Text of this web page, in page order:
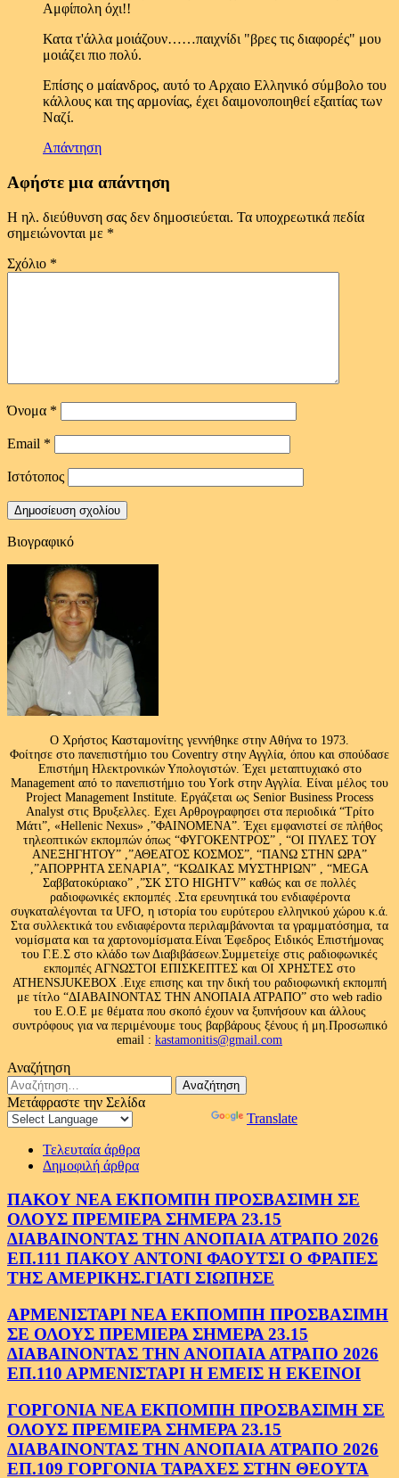
Αμφίπολη όχι!!
Κατα τ'άλλα μοιάζουν……παιχνίδι "βρες τις διαφορές" μου
μοιάζει πιο πολύ.
Επίσης ο μαίανδρος, αυτό το Αρχαιο Ελληνικό σύμβολο του
κάλλους και της αρμονίας, έχει δαιμονοποιηθεί εξαιτίας των
Ναζί.
Απάντηση
Αφήστε μια απάντηση
Η ηλ. διεύθυνση σας δεν δημοσιεύεται. Τα υποχρεωτικά πεδία
σημειώνονται με *
Σχόλιο *
Όνομα *
Email *
Ιστότοπος
Βιογραφικό
Ο Χρήστος Κασταμονίτης γεννήθηκε στην Αθήνα το 1973.
Φοίτησε στο πανεπιστήμιο του Coventry στην Αγγλία, όπου και σπούδασε
Επιστήμη Ηλεκτρονικών Υπολογιστών. Έχει μεταπτυχιακό στο
Management από το πανεπιστήμιο του Υork στην Αγγλία. Είναι μέλος του
Project Management Institute. Εργάζεται ως Senior Business Process
Analyst στις Βρυξελλες. Εχει Αρθρογραφησει στα περιοδικά “Τρίτο
Μάτι”, «Hellenic Nexus» ,”ΦΑΙΝΟΜΕΝΑ”. Έχει εμφανιστεί σε πλήθος
τηλεοπτικών εκπομπών όπως “ΦΥΓΟΚΕΝΤΡΟΣ” , “ΟΙ ΠΥΛΕΣ ΤΟΥ
ΑΝΕΞΗΓΗΤΟΥ” ,”ΑΘΕΑΤΟΣ ΚΟΣΜΟΣ”, “ΠΑΝΩ ΣΤΗΝ ΩΡΑ”
,”ΑΠΟΡΡΗΤΑ ΣΕΝΑΡΙΑ”, “ΚΩΔΙΚΑΣ ΜΥΣΤΗΡΙΩΝ” , “MEGA
Σαββατοκύριακο” ,”ΣΚ ΣΤΟ HIGHTV” καθώς και σε πολλές
ραδιοφωνικές εκπομπές .Στα ερευνητικά του ενδιαφέροντα
συγκαταλέγονται τα UFO, η ιστορία του ευρύτερου ελληνικού χώρου κ.ά.
Στα συλλεκτικά του ενδιαφέροντα περιλαμβάνονται τα γραμματόσημα, τα
νομίσματα και τα χαρτονομίσματα.Είναι Έφεδρος Ειδικός Επιστήμονας
του Γ.Ε.Σ στο κλάδο των Διαβιβάσεων.Συμμετείχε στις ραδιοφωνικές
εκπομπές ΑΓΝΩΣΤΟΙ ΕΠΙΣΚΕΠΤΕΣ και ΟΙ ΧΡΗΣΤΕΣ στο
ATHENSJUKEBOX .Ειχε επισης και την δική του ραδιοφωνική εκπομπή
με τίτλο “ΔΙΑΒΑΙΝΟΝΤΑΣ ΤΗΝ ΑΝΟΠΑΙΑ ΑΤΡΑΠΟ” στο web radio
του Ε.Ο.Ε με θέματα που σκοπό έχουν να ξυπνήσουν και άλλους
συντρόφους για να περιμένουμε τους βαρβάρους ξένους ή μη.Προσωπικό
email : kastamonitis@gmail.com
Αναζήτηση
Αναζήτηση
για:
Μετάφραστε την Σελίδα
Translate
Τελευταία άρθρα
Δημοφιλή άρθρα
ΠΑΚΟΥ ΝΕΑ ΕΚΠΟΜΠΗ ΠΡΟΣΒΑΣΙΜΗ ΣΕ
ΟΛΟΥΣ ΠΡΕΜΙΕΡΑ ΣΗΜΕΡΑ 23.15
ΔΙΑΒΑΙΝΟΝΤΑΣ ΤΗΝ ΑΝΟΠΑΙΑ ΑΤΡΑΠΟ 2026
ΕΠ.111 ΠΑΚΟΥ ΑΝΤΟΝΙ ΦΑΟΥΤΣΙ Ο ΦΡΑΠΕΣ
ΤΗΣ ΑΜΕΡΙΚΗΣ.ΓΙΑΤΙ ΣΙΩΠΗΣΕ
ΑΡΜΕΝΙΣΤΑΡΙ ΝΕΑ ΕΚΠΟΜΠΗ ΠΡΟΣΒΑΣΙΜΗ
ΣΕ ΟΛΟΥΣ ΠΡΕΜΙΕΡΑ ΣΗΜΕΡΑ 23.15
ΔΙΑΒΑΙΝΟΝΤΑΣ ΤΗΝ ΑΝΟΠΑΙΑ ΑΤΡΑΠΟ 2026
ΕΠ.110 ΑΡΜΕΝΙΣΤΑΡΙ Η ΕΜΕΙΣ Η ΕΚΕΙΝΟΙ
ΓΟΡΓΟΝΙΑ ΝΕΑ ΕΚΠΟΜΠΗ ΠΡΟΣΒΑΣΙΜΗ ΣΕ
ΟΛΟΥΣ ΠΡΕΜΙΕΡΑ ΣΗΜΕΡΑ 23.15
ΔΙΑΒΑΙΝΟΝΤΑΣ ΤΗΝ ΑΝΟΠΑΙΑ ΑΤΡΑΠΟ 2026
ΕΠ.109 ΓΟΡΓΟΝΙΑ ΤΑΡΑΧΕΣ ΣΤΗΝ ΘΕΟΥΤΑ